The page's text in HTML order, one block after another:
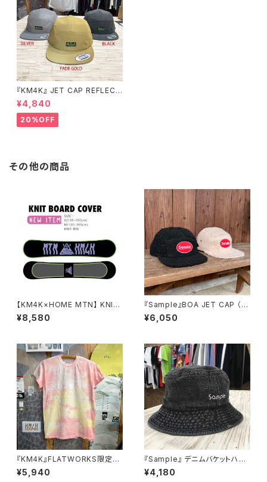
『KM4K』 JET CAP REFLECT
OR カモシカ ジェットキャップ
リフレクター
¥4,840
20%OFF
その他の商品
【KM4K×HOME MTN】 KNIT
BOARD COVER STD - KM4
K
¥8,580
『Sample』BOA JET CAP （O
BLONG PATCH） ボアジェッ
トキャップ
¥6,050
『KM4K』FLATWORKS限定カ
ラー KM4K帝国 LOGO T'S F
WLT
¥5,940
『Sample』 デニムバケットハッ
ト ブラック
¥4,180